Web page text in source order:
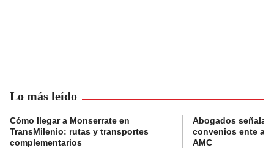
Lo más leído
Cómo llegar a Monserrate en
TransMilenio: rutas y transportes
complementarios
Abogados
convenios ente
AMC